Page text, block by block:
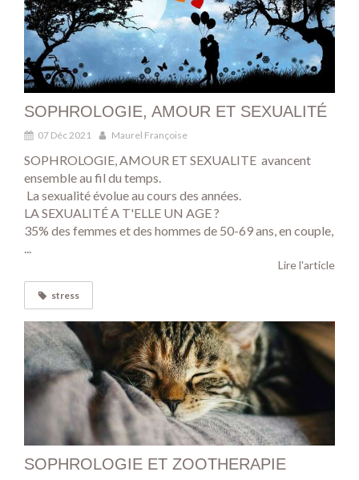
SOPHROLOGIE, AMOUR ET SEXUALITÉ
07 Déc 2021 Maurel Françoise
SOPHROLOGIE, AMOUR ET SEXUALITE avancent
ensemble au fil du temps.
La sexualité évolue au cours des années.
LA SEXUALITÉ A T'ELLE UN AGE ?
35% des femmes et des hommes de 50-69 ans, en couple,
Lire l'article
stress
SOPHROLOGIE ET ZOOTHERAPIE